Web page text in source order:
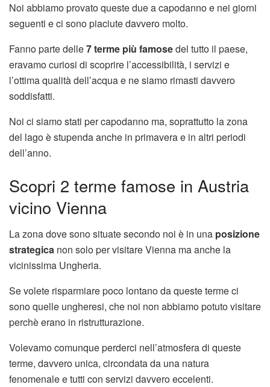
Noi abbiamo provato queste due a capodanno e nei giorni
seguenti e ci sono piaciute davvero molto.
Fanno parte delle7 terme più famosedel tutto il paese,
eravamo curiosi di scoprire l’accessibilità, i servizi e
l’ottima qualità dell’acqua e ne siamo rimasti davvero
soddisfatti.
Noi ci siamo stati per capodanno ma, soprattutto la zona
del lago è stupenda anche in primavera e in altri periodi
dell’anno.
Scopri 2 terme famose in Austria
vicino Vienna
La zona dove sono situate secondo noi è in una posizione
strategica non solo per visitare Vienna ma anche la
vicinissima Ungheria.
Se volete risparmiare poco lontano da queste terme ci
sono quelle ungheresi, che noi non abbiamo potuto visitare
perchè erano in ristrutturazione.
Volevamo comunque perderci nell’atmosfera di queste
terme, davvero unica, circondata da una natura
fenomenale e tutti con servizi davvero eccelenti.